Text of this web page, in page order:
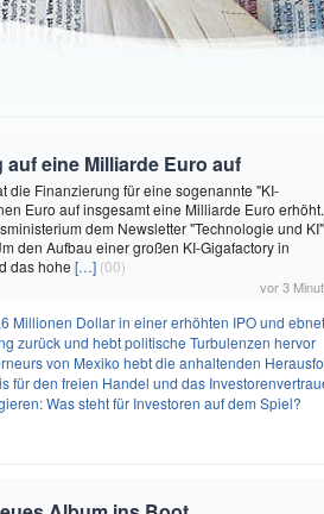
eine Milliarde Euro auf
die Finanzierung für eine sogenannte "KI-
Euro auf insgesamt eine Milliarde Euro erhöht.
dem Newsletter "Technologie und KI"
den Aufbau einer großen KI-Gigafactory in
das hohe […] (00)
vor 3
erhöhten IPO und ebnet den Weg für nicht-opioide Schmerztherapie
zurück und hebt politische Turbulenzen hervor
Herausforderungen in der Governance und im Geschäftsumfeld
für den freien Handel und das
Was steht für Investoren auf dem Spiel?